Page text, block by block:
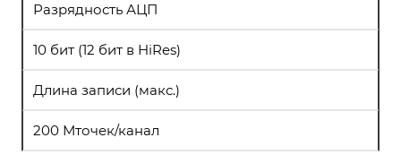
Разрядность АЦП
10 бит (12 бит в HiRes)
Длина записи (макс.)
200 Мточек/канал